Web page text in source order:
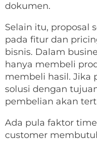
dokumen.
Selain itu, proposal
pada fitur dan
bisnis. Dalam
hanya membeli
membeli hasil. Jika
solusi dengan
pembelian akan
Ada pula faktor
customer